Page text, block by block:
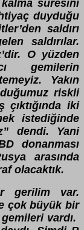
kalma süresini
duyduğu
saldırı
saldırılar.
O yüzden
gemilerin
Yakın
riskli
iki
istediğinde
dendi. Yani
donanması
arasında
olacaktık.
gerilim var.
çok büyük bir
vardı.